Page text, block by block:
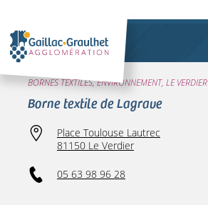
BORNES TEXTILES, ENVIRONNEMENT, LE VERDIER
Borne textile de Lagrave
Place Toulouse Lautrec
81150 Le Verdier
05 63 98 96 28